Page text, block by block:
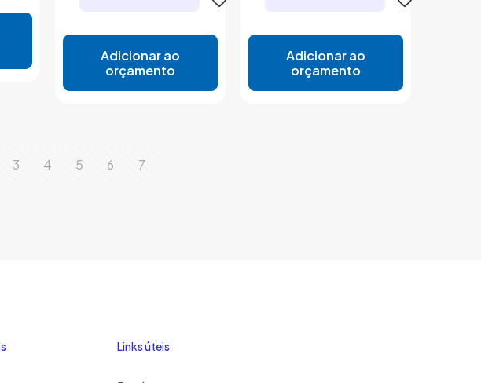
Adicionar ao
orçamento
Adicionar ao
orçamento
3 4 5 6 7
Links úteis